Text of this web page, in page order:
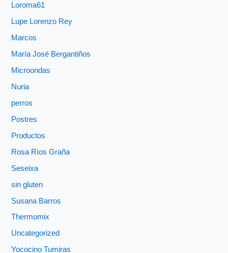
Loroma61
Lupe Lorenzo Rey
Marcos
María José Bergantiños
Microondas
Nuria
perros
Postres
Productos
Rosa Ríos Graña
Seseixa
sin gluten
Susana Barros
Thermomix
Uncategorized
Yococino Tumiras